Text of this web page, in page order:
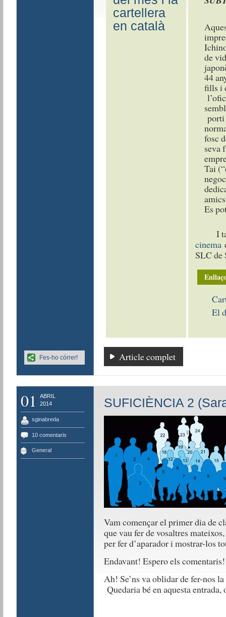
cartellera
en català
de
44
fills i
porti
fosc
seva
Tai
Es
I
cinema
SLC de
El
Article complet
Fes-ho córrer!
01
ABRIL
2014
sginabreda
10 comentaris
General
SUFICIÈNCIA 2
Vam començar el primer dia de
que vau fer de vosaltres
per fer d’aparador i mostrar-los
Endavant! Espero els comentaris!
Ah! Se’ns va oblidar de fer-nos
Quedaria bé en aquesta entrada,